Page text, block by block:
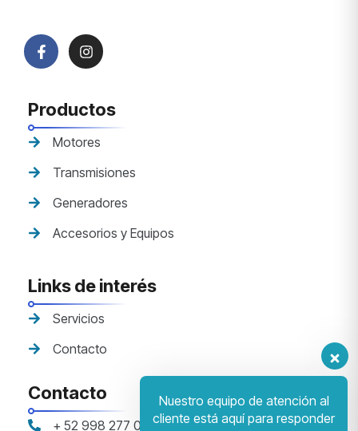
Productos
Motores
Transmisiones
Generadores
Accesorios y Equipos
Links de interés
Servicios
Contacto
Contacto
+ 52 998 277 0961
Nuestro equipo de atención al
cliente está aquí para responder